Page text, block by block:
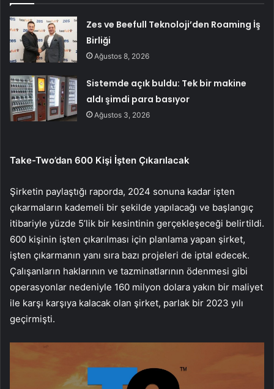
Zes ve Beefull Teknoloji’den Roaming İş
Birliği
Ağustos 8, 2026
Sistemde açık buldu: Tek bir makine
aldı şimdi para basıyor
Ağustos 3, 2026
Take-Two’dan 600 Kişi İşten Çıkarılacak
Şirketin paylaştığı raporda, 2024 sonuna kadar işten
çıkarmaların kademeli bir şekilde yapılacağı ve başlangıç
itibariyle yüzde 5’lik bir kesintinin gerçekleşeceği belirtildi.
600 kişinin işten çıkarılması için planlama yapan şirket,
işten çıkarmanın yanı sıra bazı projeleri de iptal edecek.
Çalışanların haklarının ve tazminatlarının ödenmesi gibi
operasyonlar nedeniyle 160 milyon dolara yakın bir maliyet
ile karşı karşıya kalacak olan şirket, parlak bir 2023 yılı
geçirmişti.